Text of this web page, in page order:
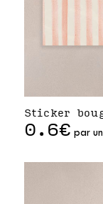
Sticker
0.6€ par